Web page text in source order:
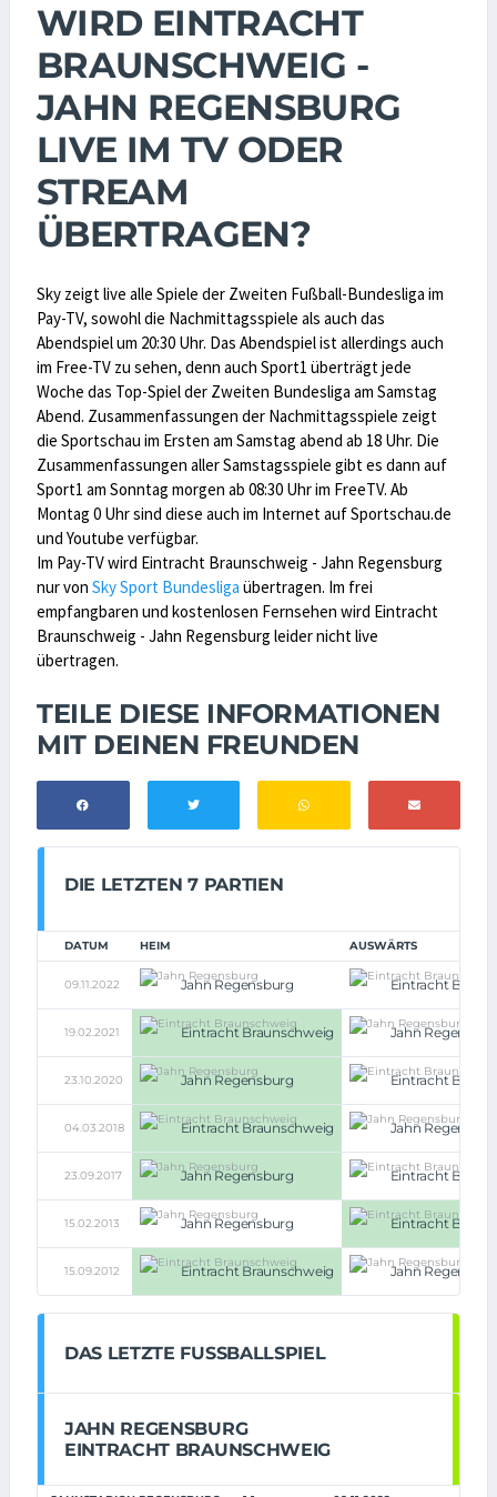
WIRD EINTRACHT
BRAUNSCHWEIG -
JAHN REGENSBURG
LIVE IM TV ODER
STREAM
ÜBERTRAGEN?
Sky zeigt live alle Spiele der Zweiten Fußball-Bundesliga im
Pay-TV, sowohl die Nachmittagsspiele als auch das
Abendspiel um 20:30 Uhr. Das Abendspiel ist allerdings auch
im Free-TV zu sehen, denn auch Sport1 überträgt jede
Woche das Top-Spiel der Zweiten Bundesliga am Samstag
Abend. Zusammenfassungen der Nachmittagsspiele zeigt
die Sportschau im Ersten am Samstag abend ab 18 Uhr. Die
Zusammenfassungen aller Samstagsspiele gibt es dann auf
Sport1 am Sonntag morgen ab 08:30 Uhr im FreeTV. Ab
Montag 0 Uhr sind diese auch im Internet auf Sportschau.de
und Youtube verfügbar.
Im Pay-TV wird Eintracht Braunschweig - Jahn Regensburg
nur von Sky Sport Bundesliga übertragen. Im frei
empfangbaren und kostenlosen Fernsehen wird Eintracht
Braunschweig - Jahn Regensburg leider nicht live
übertragen.
TEILE DIESE INFORMATIONEN
MIT DEINEN FREUNDEN
DIE LETZTEN 7 PARTIEN
DATUM HEIM AUSWÄRTS
09.11.2022 Jahn Regensburg Eintracht
19.02.2021 Eintracht Braunschweig Jahn
23.10.2020 Jahn Regensburg Eintracht
04.03.2018 Eintracht Braunschweig Jahn
23.09.2017 Jahn Regensburg Eintracht
15.02.2013 Jahn Regensburg Eintracht
15.09.2012 Eintracht Braunschweig Jahn
DAS LETZTE FUSSBALLSPIEL
JAHN REGENSBURG
EINTRACHT BRAUNSCHWEIG